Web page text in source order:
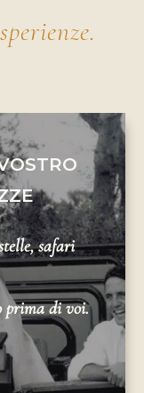
safari
prima di voi.